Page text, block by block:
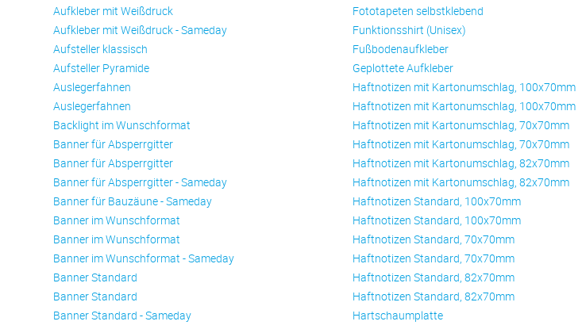
Aufkleber mit Weißdruck
Aufkleber mit Weißdruck - Sameday
Aufsteller klassisch
Aufsteller Pyramide
Auslegerfahnen
Auslegerfahnen
Backlight im Wunschformat
Banner für Absperrgitter
Banner für Absperrgitter
Banner für Absperrgitter - Sameday
Banner für Bauzäune - Sameday
Banner im Wunschformat
Banner im Wunschformat
Banner im Wunschformat - Sameday
Banner Standard
Banner Standard
Banner Standard - Sameday
Fototapeten selbstklebend
Funktionsshirt (Unisex)
Fußbodenaufkleber
Geplottete Aufkleber
Haftnotizen mit Kartonumschlag, 100x70mm
Haftnotizen mit Kartonumschlag, 100x70mm
Haftnotizen mit Kartonumschlag, 70x70mm
Haftnotizen mit Kartonumschlag, 70x70mm
Haftnotizen mit Kartonumschlag, 82x70mm
Haftnotizen mit Kartonumschlag, 82x70mm
Haftnotizen Standard, 100x70mm
Haftnotizen Standard, 100x70mm
Haftnotizen Standard, 70x70mm
Haftnotizen Standard, 70x70mm
Haftnotizen Standard, 82x70mm
Haftnotizen Standard, 82x70mm
Hartschaumplatte